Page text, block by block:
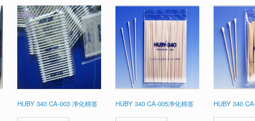
HUBY 340 CA-003 净化棉签 HUBY 340 CA-005净化棉签 HUBY 340